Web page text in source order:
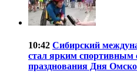
10:42 Сибирский
стал ярким спортивным
празднования Дня